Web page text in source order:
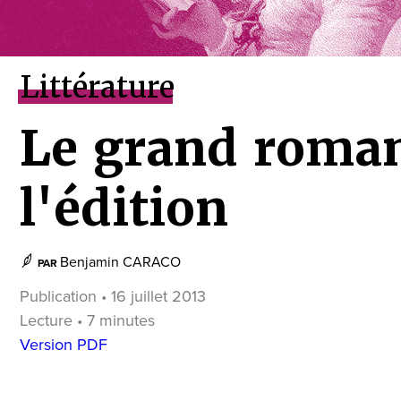
Littérature
Le grand
l'édition
PAR Benjamin CARACO
Publication • 16 juillet 2013
Lecture • 7 minutes
Version PDF